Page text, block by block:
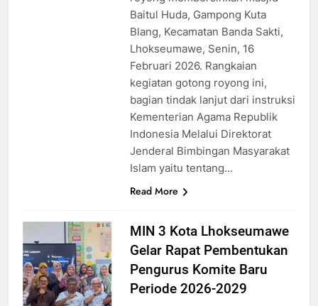
Baitul Huda, Gampong Kuta
Blang, Kecamatan Banda Sakti,
Lhokseumawe, Senin, 16
Februari 2026. Rangkaian
kegiatan gotong royong ini,
bagian tindak lanjut dari instruksi
Kementerian Agama Republik
Indonesia Melalui Direktorat
Jenderal Bimbingan Masyarakat
Islam yaitu tentang…
Read More
MIN 3 Kota Lhokseumawe
Gelar Rapat Pembentukan
Pengurus Komite Baru
Periode 2026-2029